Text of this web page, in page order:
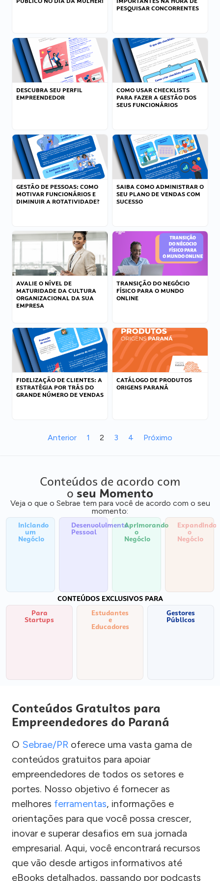
PESQUISAR CONCORRENTES
DESCUBRA SEU PERFIL
EMPREENDEDOR
COMO USAR CHECKLISTS
PARA FAZER A GESTÃO DOS
SEUS FUNCIONÁRIOS
GESTÃO DE PESSOAS: COMO
MOTIVAR FUNCIONÁRIOS E
DIMINUIR A ROTATIVIDADE?
SAIBA COMO ADMINISTRAR O
SEU PLANO DE VENDAS COM
SUCESSO
AVALIE O NÍVEL DE
MATURIDADE DA CULTURA
ORGANIZACIONAL DA SUA
EMPRESA
TRANSIÇÃO DO NEGÓCIO
FÍSICO PARA O MUNDO
ONLINE
FIDELIZAÇÃO DE CLIENTES: A
ESTRATÉGIA POR TRÁS DO
GRANDE NÚMERO DE VENDAS
CATÁLOGO DE PRODUTOS
ORIGENS PARANÁ
Anterior 1 2 3 4 Próximo
Conteúdos de acordo com
o seu Momento
Veja o que o Sebrae tem para você de acordo com o seu
momento:
Iniciando
um
Negócio
Desenvolvimento
Pessoal
Aprimorando
o
Negócio
Expandindo
o
Negócio
CONTEÚDOS EXCLUSIVOS PARA
Para
Startups
Estudantes
e
Educadores
Gestores
Públicos
Conteúdos Gratuitos para
Empreendedores do Paraná
O Sebrae/PR oferece uma vasta gama de
conteúdos gratuitos para apoiar
empreendedores de todos os setores e
portes. Nosso objetivo é fornecer as
melhores ferramentas, informações e
orientações para que você possa crescer,
inovar e superar desafios em sua jornada
empresarial. Aqui, você encontrará recursos
que vão desde artigos informativos até
eBooks detalhados, passando por podcasts